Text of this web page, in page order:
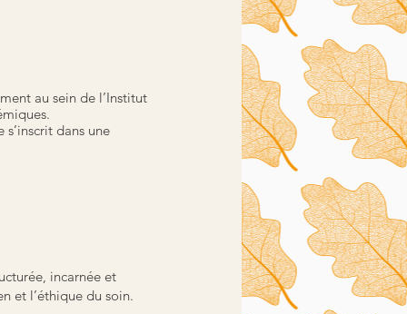
au sein de l’Institut
dans une
incarnée et
et l’éthique du soin.